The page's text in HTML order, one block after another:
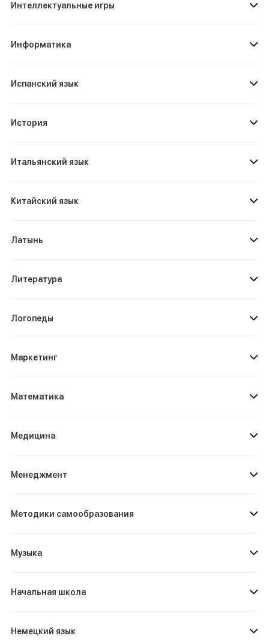
Интеллектуальные игры
Информатика
Испанский язык
История
Итальянский язык
Китайский язык
Латынь
Литература
Логопеды
Маркетинг
Математика
Медицина
Менеджмент
Методики самообразования
Музыка
Начальная школа
Немецкий язык